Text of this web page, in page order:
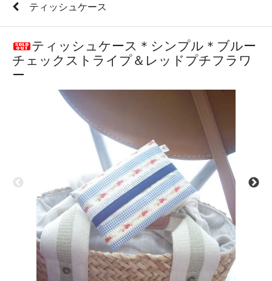
ティッシュケース
ティッシュケース＊シンプル＊ブルー
チェックストライプ＆レッドプチフラワ
ー